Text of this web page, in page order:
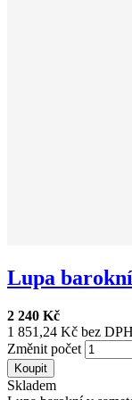
Lupa
2 240 Kč
1 851,24 Kč bez DPH
Změnit počet
Koupit
Skladem